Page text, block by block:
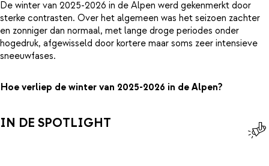
De winter van 2025-2026 in de Alpen werd gekenmerkt door
sterke contrasten. Over het algemeen was het seizoen zachter
en zonniger dan normaal, met lange droge periodes onder
hogedruk, afgewisseld door kortere maar soms zeer intensieve
sneeuwfases.
Hoe verliep de winter van 2025-2026 in de Alpen?
IN DE SPOTLIGHT